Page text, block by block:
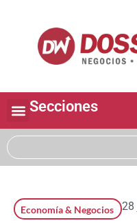
Secciones
Economía & Negocios 28